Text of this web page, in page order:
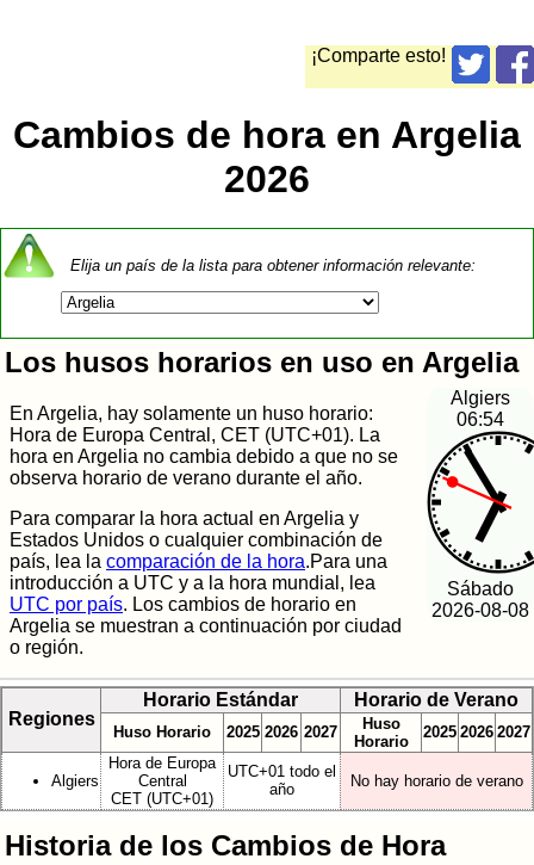
¡Comparte esto!
Cambios de hora en Argelia
2026
Elija un país de la lista para obtener información relevante:
Los husos horarios en uso en Argelia
Algiers
06:54
Sábado
2026-08-08
En Argelia, hay solamente un huso horario:
Hora de Europa Central, CET (UTC+01). La
hora en Argelia no cambia debido a que no se
observa horario de verano durante el año.
Para comparar la hora actual en Argelia y
Estados Unidos o cualquier combinación de
país, lea la comparación de la hora.Para una
introducción a UTC y a la hora mundial, lea
UTC por país. Los cambios de horario en
Argelia se muestran a continuación por ciudad
o región.
Regiones
Horario Estándar Horario de Verano
Huso Horario 2025 2026 2027
Huso
Horario
2025 2026 2027
Algiers
Hora de Europa
Central
CET (UTC+01)
UTC+01 todo el
año
No hay horario de verano
Historia de los Cambios de Hora